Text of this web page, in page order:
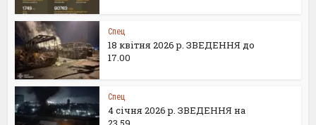
Спец
18 квітня 2026 р. ЗВЕДЕННЯ до
17.00
Спец
4 січня 2026 р. ЗВЕДЕННЯ на